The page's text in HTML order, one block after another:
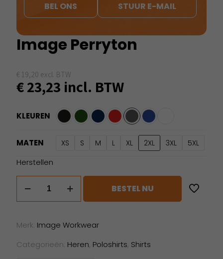
BEL ONS STUUR E-MAIL
Image Perryton
€ 19,20 excl. BTW
€23,23 incl. BTW
KLEUREN
MATEN XS S M L XL 2XL 3XL 5XL
Herstellen
Perryton
aantal
BESTEL NU
Merk: Image Workwear
Categorieën: Heren, Poloshirts, Shirts